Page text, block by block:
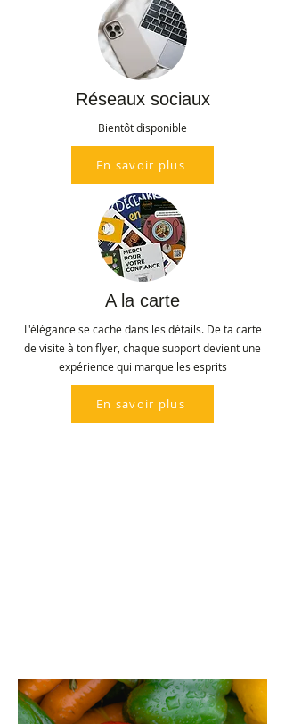
Réseaux sociaux
Bientôt disponible
En savoir plus
A la carte
L'élégance se cache dans les détails. De ta carte
de visite à ton flyer, chaque support devient une
expérience qui marque les esprits
En savoir plus